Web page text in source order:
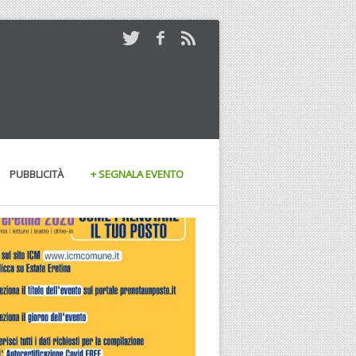
PUBBLICITÀ + SEGNALA EVENTO